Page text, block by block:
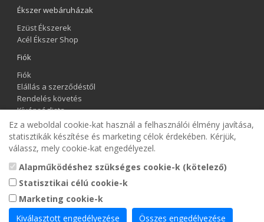
Ékszer webáruházak
Ezüst Ékszerek
Acél Ékszer Shop
Fiók
Fiók
Elállás a szerződéstől
Rendelés követés
Kívánságlista
Hírlevél
Gyermek Ékszer Shop
Ez a weboldal cookie-kat használ a felhasználói élmény javítása,
statisztikák készítése és marketing célok érdekében. Kérjük,
válassz, mely cookie-kat engedélyezel.
Alapműködéshez szükséges cookie-k (kötelező)
Statisztikai célú cookie-k
Marketing cookie-k
Kiválasztott engedélyezése
Összes engedélyezése